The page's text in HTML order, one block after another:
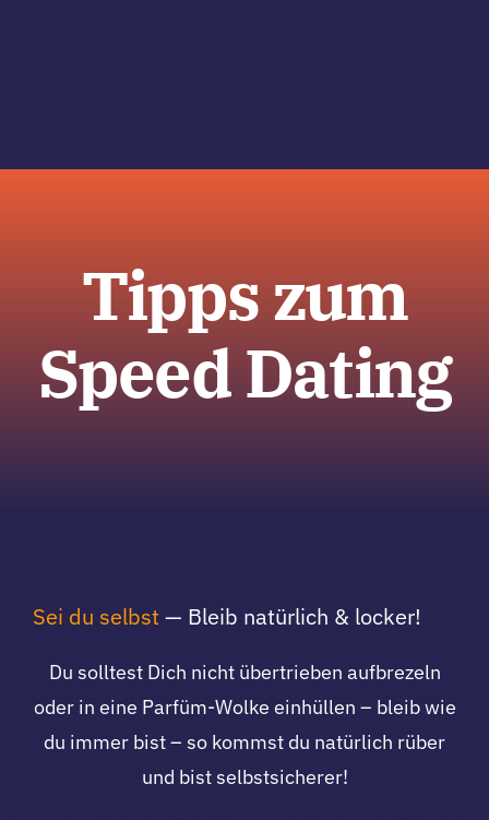
Tipps zum
Speed Dating
Sei du selbst— Bleib natürlich & locker!
Du solltest Dich nicht übertrieben aufbrezeln
oder in eine Parfüm-Wolke einhüllen – bleib wie
du immer bist – so kommst du natürlich rüber
und bist selbstsicherer!